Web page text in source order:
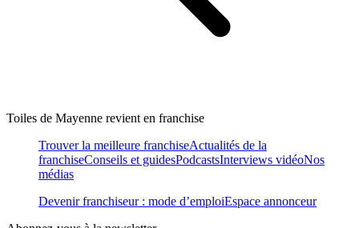
Toiles de Mayenne revient en franchise
Trouver la meilleure franchiseActualités de la
franchiseConseils et guidesPodcastsInterviews vidéoNos
médias
Devenir franchiseur : mode d’emploiEspace annonceur